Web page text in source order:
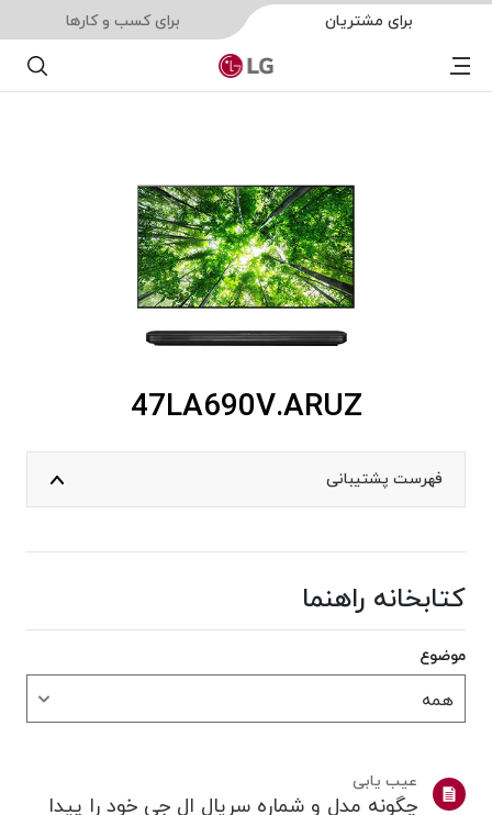
برای مشتریان برای کسب و کارها
Menu جستجو
47LA690V.ARUZ
فهرست پشتیبانی
کتابخانه راهنما
موضوع
عیب یابی
چگونه مدل و شماره سریال ال جی خود را پیدا